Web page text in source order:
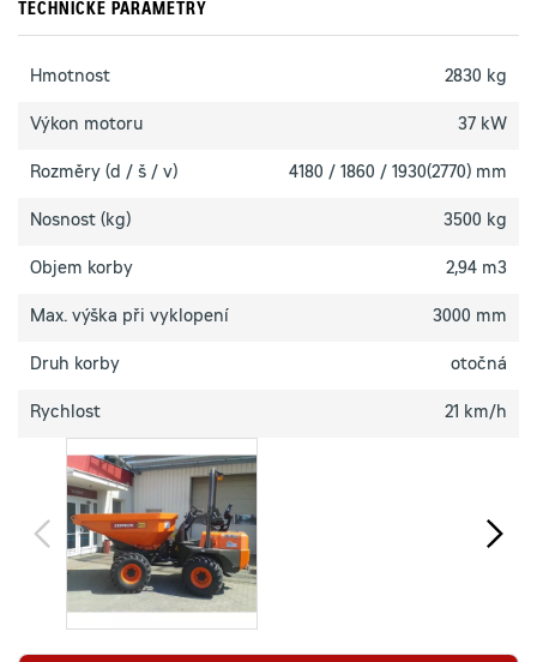
TECHNICKÉ PARAMETRY
Hmotnost 2830 kg
Výkon motoru 37 kW
Rozměry (d / š / v) 4180 / 1860 / 1930(2770) mm
Nosnost (kg) 3500 kg
Objem korby 2,94 m3
Max. výška při vyklopení 3000 mm
Druh korby otočná
Rychlost 21 km/h